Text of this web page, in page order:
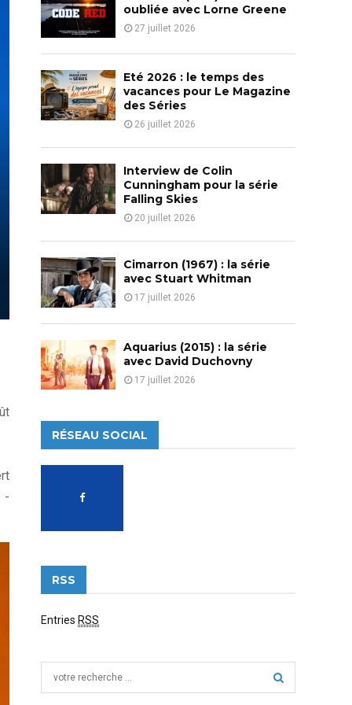
-
o
r
:
C
H
oubliée avec Lorne Greene
27 juillet 2026
Eté 2026 : le temps des
vacances pour Le Magazine
des Séries
26 juillet 2026
Interview de Colin
Cunningham pour la série
Falling Skies
20 juillet 2026
Cimarron (1967) : la série
avec Stuart Whitman
17 juillet 2026
Aquarius (2015) : la série
avec David Duchovny
17 juillet 2026
RÉSEAU SOCIAL
RSS
Entries RSS